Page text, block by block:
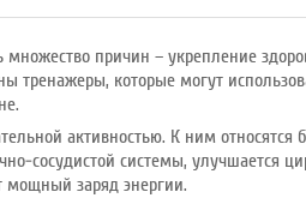
множество причин – укрепление
тренажеры, которые могут
активностью. К ним относятся
сосудистой системы, улучшается
мощный заряд энергии.